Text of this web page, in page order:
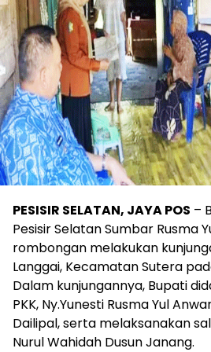
PESISIR SELATAN, JAYA POS –
Pesisir Selatan Sumbar Rusma
rombongan melakukan
Langgai, Kecamatan Sutera
Dalam kunjungannya, Bupati
PKK, Ny.Yunesti Rusma Yul
Dailipal, serta melaksanakan
Nurul Wahidah Dusun Janang.